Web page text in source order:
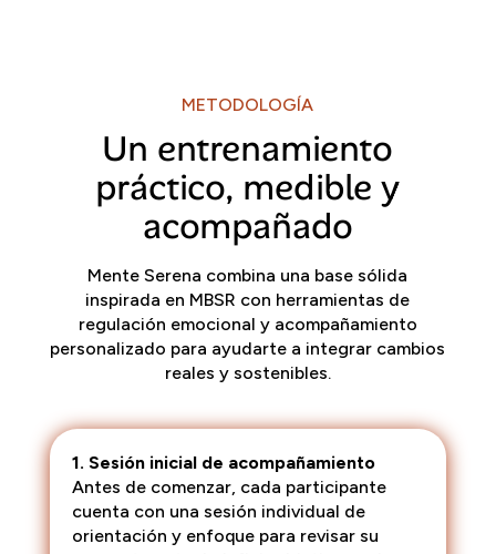
METODOLOGÍA
Un entrenamiento
práctico, medible y
acompañado
Mente Serena combina una base sólida
inspirada en MBSR con herramientas de
regulación emocional y acompañamiento
personalizado para ayudarte a integrar cambios
reales y sostenibles.
1. Sesión inicial de acompañamiento
Antes de comenzar, cada participante
cuenta con una sesión individual de
orientación y enfoque para revisar su